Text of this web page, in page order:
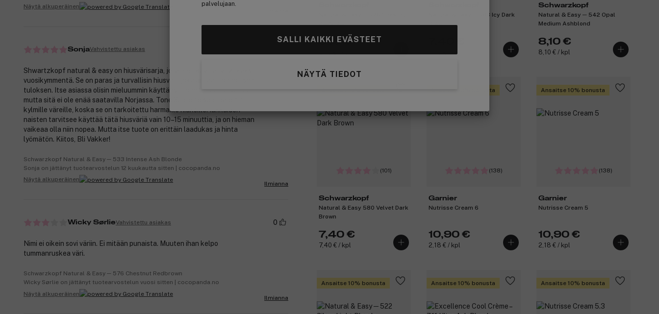
palvelujaan.
SALLI KAIKKI EVÄSTEET
NÄYTÄ TIEDOT
Redbrown
8,10 €
Natural & Easy ─ 583 Icy Dark
Brown
Schwarzkopf
Natural & Easy ─ 542 Opal
Medium Ashblond
8,10 €
8,10 € / kpl
(101)
Schwarzkopf
Natural & Easy 580 Velvet Dark
Brown
7,40 €
7,40 € / kpl
Ansaitse 10% bonusta
(138)
Garnier
Nutrisse Cream 6
10,90 €
2,18 € / kpl
Ansaitse 10% bonusta
(138)
Garnier
Nutrisse Cream 5
10,90 €
2,18 € / kpl
Ansaitse 10% bonusta Ansaitse 10% bonusta Ansaitse 10% bonusta
Näytä alkuperäinen
SonjaVahvistettu asiakas
Shwartzkopf natural & easy on hiusvärisarja, jota olen käyttänyt yli kaksi
vuosikymmentä. Se on paras ja turvallisin hiusväri, joka antaa luonnollisen
tuloksen. Itse asiassa olisin mieluummin käyttänyt Tone Supreme -sarjaa,
mutta sitä ei ole enää saatavilla Norjassa. Tone Supreme sopii paremmin
kylmille väreille, koska se on tarkoitettu harmaille hiuksille. Iäkkäiden
naisten tarvitsee käyttää tätä hiusväriä vain 10–15 minuuttia, ja on hieman
vaikeaa olla niin nopea. Mutta itse tuote on erittäin laadukas ja hinta
lyömätön. Kiitos, Bli Vakker!
Schwarzkopf Natural & Easy ─ 533 Intense Ash Blonde
Sonja on jättänyt tuotearvostelun 12 kuukautta sitten | cocopanda.no
Näytä alkuperäinen
Ilmianna
Wicky SørlieVahvistettu asiakas 0
Nimi ei oikein sovi väriin. Ei mitään punaista. Muuten ihan kelpo
tummanruskea väri.
Schwarzkopf Natural & Easy ─ 576 Chestnut Redbrown
Wicky Sørlie on jättänyt tuotearvostelun vuosi sitten | cocopanda.no
Näytä alkuperäinen
Ilmianna